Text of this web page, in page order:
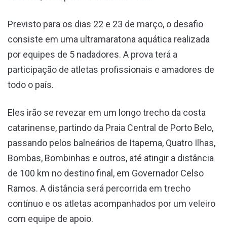
Previsto para os dias 22 e 23 de março, o desafio
consiste em uma ultramaratona aquática realizada
por equipes de 5 nadadores. A prova terá a
participação de atletas profissionais e amadores de
todo o país.
Eles irão se revezar em um longo trecho da costa
catarinense, partindo da Praia Central de Porto Belo,
passando pelos balneários de Itapema, Quatro Ilhas,
Bombas, Bombinhas e outros, até atingir a distância
de 100 km no destino final, em Governador Celso
Ramos. A distância será percorrida em trecho
contínuo e os atletas acompanhados por um veleiro
com equipe de apoio.